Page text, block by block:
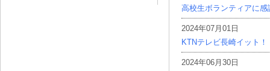
高校生ボランティアに感
2024年07月01日
KTNテレビ長崎イット！
2024年06月30日